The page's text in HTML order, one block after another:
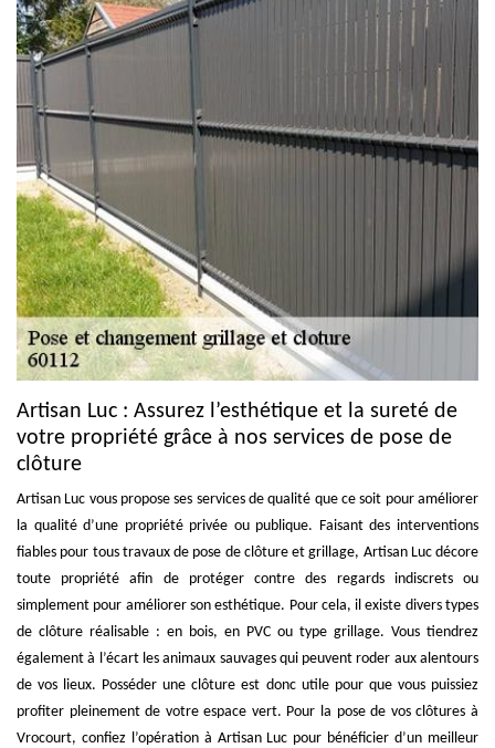
Artisan Luc : Assurez l’esthétique et la sureté de
votre propriété grâce à nos services de pose de
clôture
Artisan Luc vous propose ses services de qualité que ce soit pour améliorer
la qualité d’une propriété privée ou publique. Faisant des interventions
fiables pour tous travaux de pose de clôture et grillage, Artisan Luc décore
toute propriété afin de protéger contre des regards indiscrets ou
simplement pour améliorer son esthétique. Pour cela, il existe divers types
de clôture réalisable : en bois, en PVC ou type grillage. Vous tiendrez
également à l’écart les animaux sauvages qui peuvent roder aux alentours
de vos lieux. Posséder une clôture est donc utile pour que vous puissiez
profiter pleinement de votre espace vert. Pour la pose de vos clôtures à
Vrocourt, confiez l’opération à Artisan Luc pour bénéficier d’un meilleur